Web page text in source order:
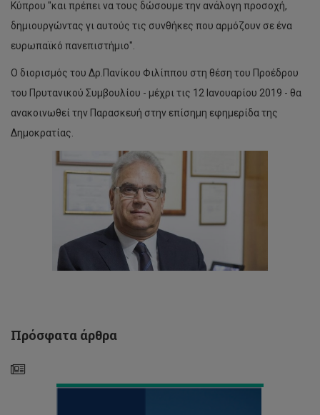
Κύπρου "και πρέπει να τους δώσουμε την ανάλογη προσοχή,
δημιουργώντας γι αυτούς τις συνθήκες που αρμόζουν σε ένα
ευρωπαϊκό πανεπιστήμιο".
Ο διορισμός του Δρ.Πανίκου Φιλίππου στη θέση του Προέδρου
του Πρυτανικού Συμβουλίου - μέχρι τις 12 Ιανουαρίου 2019 - θα
ανακοινωθεί την Παρασκευή στην επίσημη εφημερίδα της
Δημοκρατίας.
Πρόσφατα άρθρα
Διάλεξη
Δημήτρη
Νανόπουλου
-
έναν
ένα
νέο